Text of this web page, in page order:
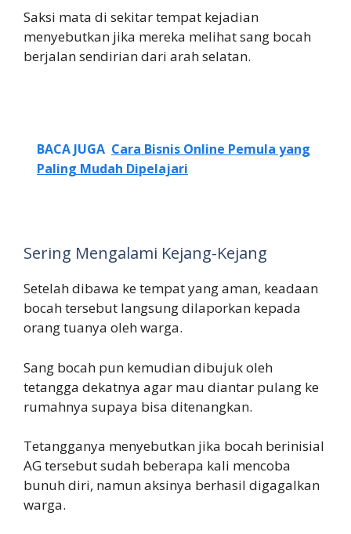
Saksi mata di sekitar tempat kejadian
menyebutkan jika mereka melihat sang bocah
berjalan sendirian dari arah selatan.
BACA JUGA Cara Bisnis Online Pemula yang
Paling Mudah Dipelajari
Sering Mengalami Kejang-Kejang
Setelah dibawa ke tempat yang aman, keadaan
bocah tersebut langsung dilaporkan kepada
orang tuanya oleh warga.
Sang bocah pun kemudian dibujuk oleh
tetangga dekatnya agar mau diantar pulang ke
rumahnya supaya bisa ditenangkan.
Tetangganya menyebutkan jika bocah berinisial
AG tersebut sudah beberapa kali mencoba
bunuh diri, namun aksinya berhasil digagalkan
warga.